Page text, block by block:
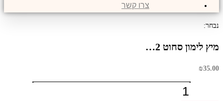
צרו קשר
נבחר:
מיץ לימון סחוט 2…
₪35.00
כמות